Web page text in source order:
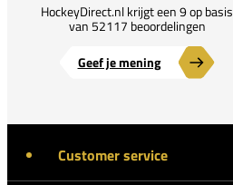
HockeyDirect.nl krijgt een 9 op basis
van 52117 beoordelingen
Geef je mening
Customer service